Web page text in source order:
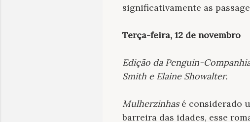
significativamente as
Terça-feira, 12 de novembro
Edição da Penguin-
Smith e Elaine Showalter.
Mulherzinhasé considerado
barreira das idades, esse